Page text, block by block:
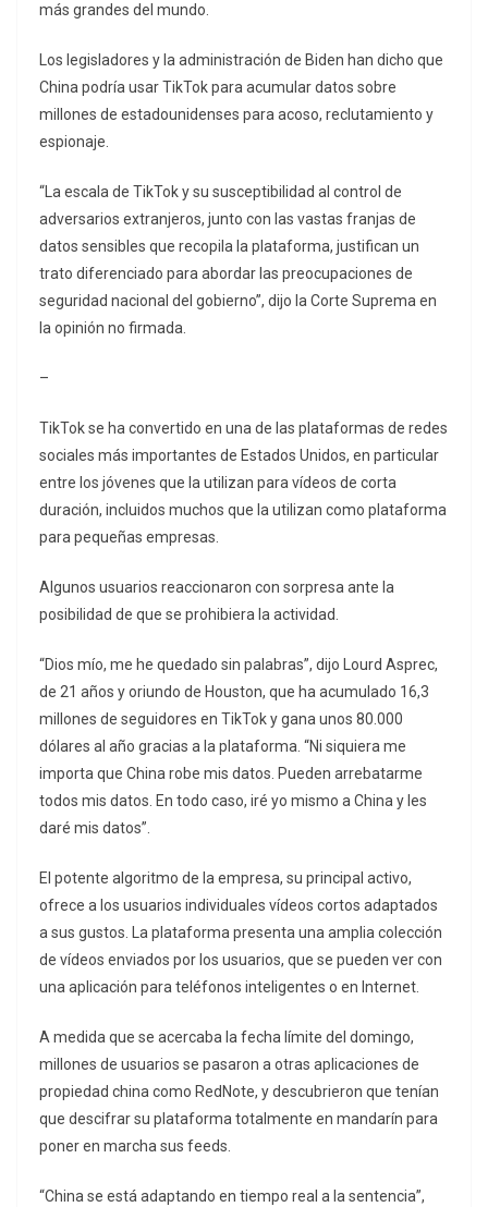
más grandes del mundo.
Los legisladores y la administración de Biden han dicho que
China podría usar TikTok para acumular datos sobre
millones de estadounidenses para acoso, reclutamiento y
espionaje.
“La escala de TikTok y su susceptibilidad al control de
adversarios extranjeros, junto con las vastas franjas de
datos sensibles que recopila la plataforma, justifican un
trato diferenciado para abordar las preocupaciones de
seguridad nacional del gobierno”, dijo la Corte Suprema en
la opinión no firmada.
–
TikTok se ha convertido en una de las plataformas de redes
sociales más importantes de Estados Unidos, en particular
entre los jóvenes que la utilizan para vídeos de corta
duración, incluidos muchos que la utilizan como plataforma
para pequeñas empresas.
Algunos usuarios reaccionaron con sorpresa ante la
posibilidad de que se prohibiera la actividad.
“Dios mío, me he quedado sin palabras”, dijo Lourd Asprec,
de 21 años y oriundo de Houston, que ha acumulado 16,3
millones de seguidores en TikTok y gana unos 80.000
dólares al año gracias a la plataforma. “Ni siquiera me
importa que China robe mis datos. Pueden arrebatarme
todos mis datos. En todo caso, iré yo mismo a China y les
daré mis datos”.
El potente algoritmo de la empresa, su principal activo,
ofrece a los usuarios individuales vídeos cortos adaptados
a sus gustos. La plataforma presenta una amplia colección
de vídeos enviados por los usuarios, que se pueden ver con
una aplicación para teléfonos inteligentes o en Internet.
A medida que se acercaba la fecha límite del domingo,
millones de usuarios se pasaron a otras aplicaciones de
propiedad china como RedNote, y descubrieron que tenían
que descifrar su plataforma totalmente en mandarín para
poner en marcha sus feeds.
“China se está adaptando en tiempo real a la sentencia”,